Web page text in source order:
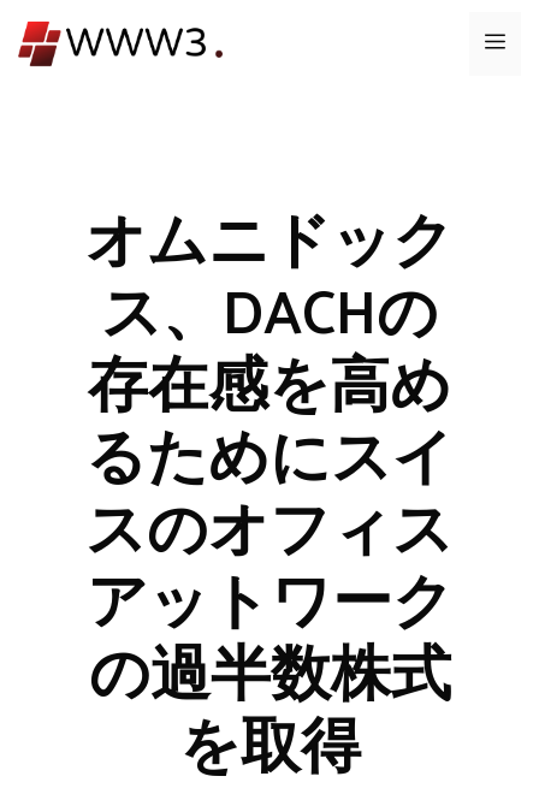
ン
メ
オムニドック
ス、DACHの
存在感を高め
るためにスイ
スのオフィス
アットワーク
の過半数株式
を取得